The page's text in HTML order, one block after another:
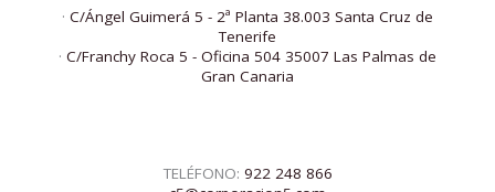
· C/Ángel Guimerá 5 - 2ª Planta 38.003 Santa Cruz de
Tenerife
· C/Franchy Roca 5 - Oficina 504 35007 Las Palmas de
Gran Canaria
TELÉFONO: 922 248 866